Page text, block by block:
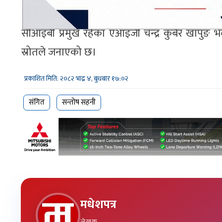
सीआइबी प्रमुख रहेका एआइजी चन्द्र कुबेर खापुङ
स्रोतले जनाएको छ।
प्रकाशित मिति: २०८२ भाद्र ४, बुधबार १७:०२
संगित सन्तोष सहनी
मधेशपत्र